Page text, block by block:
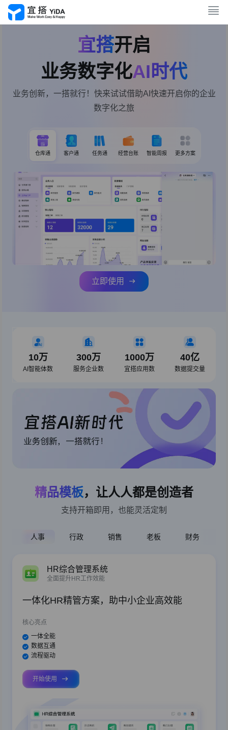
宜搭开启
业务数字化AI时代
业务创新，一搭就行！快来试试借助AI快速开启你的企业
数字化之旅
仓库通 客户通 任务通 经营台账 智能周报 更多方案
立即使用
10万
AI智能体数
300万
服务企业数
1000万
宜搭应用数
40亿
数据提交量
精品模板，让人人都是创造者
支持开箱即用，也能灵活定制
人事 行政 销售 老板 财务
HR综合管理系统
全面提升HR工作效能
一体化HR精管方案，助中小企业高效能
核心亮点
一体全能
数据互通
流程驱动
开始使用